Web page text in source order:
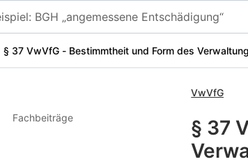
§ 37 VwVfG - Bestimmtheit und Form des
Fachbeiträge
VwVfG
§ 37